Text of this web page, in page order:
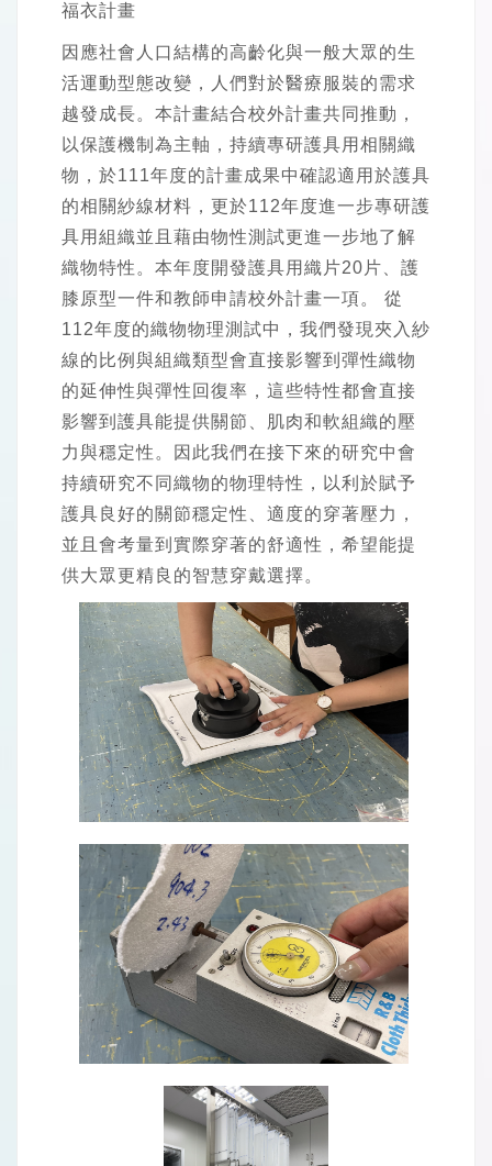
福衣計畫
因應社會人口結構的高齡化與一般大眾的生
活運動型態改變，人們對於醫療服裝的需求
越發成長。本計畫結合校外計畫共同推動，
以保護機制為主軸，持續專研護具用相關織
物，於111年度的計畫成果中確認適用於護具
的相關紗線材料，更於112年度進一步專研護
具用組織並且藉由物性測試更進一步地了解
織物特性。本年度開發護具用織片20片、護
膝原型一件和教師申請校外計畫一項。 從
112年度的織物物理測試中，我們發現夾入紗
線的比例與組織類型會直接影響到彈性織物
的延伸性與彈性回復率，這些特性都會直接
影響到護具能提供關節、肌肉和軟組織的壓
力與穩定性。因此我們在接下來的研究中會
持續研究不同織物的物理特性，以利於賦予
護具良好的關節穩定性、適度的穿著壓力，
並且會考量到實際穿著的舒適性，希望能提
供大眾更精良的智慧穿戴選擇。